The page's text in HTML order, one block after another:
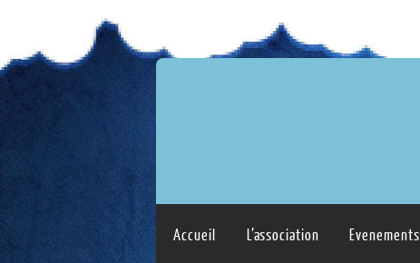
Accueil L’association Evenements